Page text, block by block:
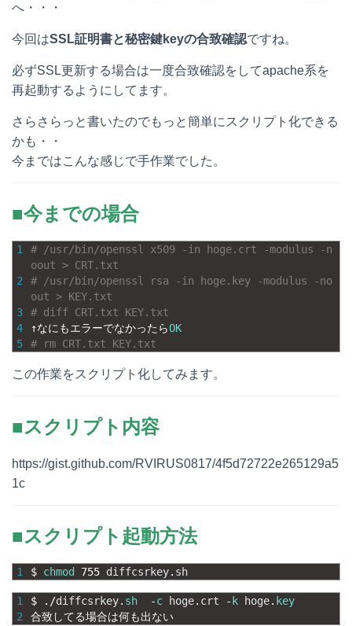
へ・・・
今回はSSL証明書と秘密鍵keyの合致確認ですね。
必ずSSL更新する場合は一度合致確認をしてapache系を
再起動するようにしてます。
さらさらっと書いたのでもっと簡単にスクリプト化できる
かも・・
今まではこんな感じで手作業でした。
■今までの場合
1
2
3
4
5
# /usr/bin/openssl x509 -in hoge.crt -modulus -n
oout > CRT.txt
# /usr/bin/openssl rsa -in hoge.key -modulus -no
out > KEY.txt
# diff CRT.txt KEY.txt
↑なにもエラーでなかったらOK
# rm CRT.txt KEY.txt
この作業をスクリプト化してみます。
■スクリプト内容
https://gist.github.com/RVIRUS0817/4f5d72722e265129a5
1c
■スクリプト起動方法
1 $ chmod 755 diffcsrkey. sh
1
2
$ . /diffcsrkey. sh -c hoge. crt - k hoge. key
合致してる場合は何も出ない